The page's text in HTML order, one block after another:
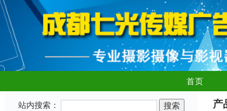
首页
站内搜索： 产